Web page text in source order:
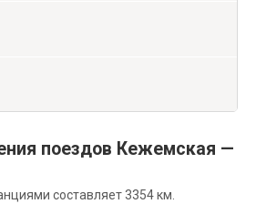
поездов Кежемская —
составляет 3354 км.